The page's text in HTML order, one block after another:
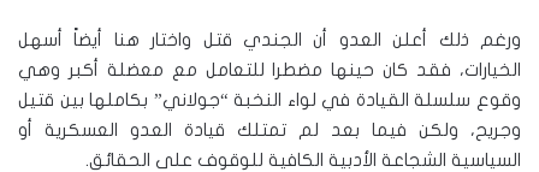
ورغم ذلك أعلن العدو أن الجندي قتل واختار هنا أيضاً أسهل
الخيارات، فقد كان حينها مضطرا للتعامل مع معضلة أكبر وهي
وقوع سلسلة القيادة في لواء النخبة “جولاني” بكاملها بين قتيل
وجريح، ولكن فيما بعد لم تمتلك قيادة العدو العسكرية أو
السياسية الشجاعة الأدبية الكافية للوقوف على الحقائق.